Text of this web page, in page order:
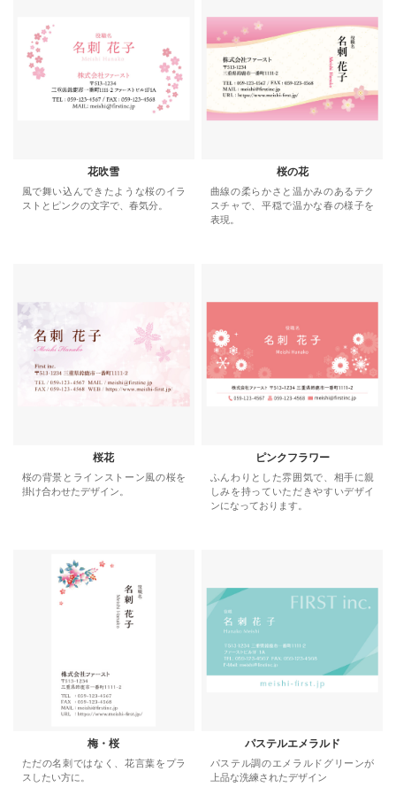
花吹雪
風で舞い込んできたような桜のイラ
ストとピンクの文字で、春気分。
桜の花
曲線の柔らかさと温かみのあるテク
スチャで、平穏で温かな春の様子を
表現。
桜花
桜の背景とラインストーン風の桜を
掛け合わせたデザイン。
ピンクフラワー
ふんわりとした雰囲気で、相手に親
しみを持っていただきやすいデザイ
ンになっております。
梅・桜
ただの名刺ではなく、花言葉をプラ
スしたい方に。
パステルエメラルド
パステル調のエメラルドグリーンが
上品な洗練されたデザイン